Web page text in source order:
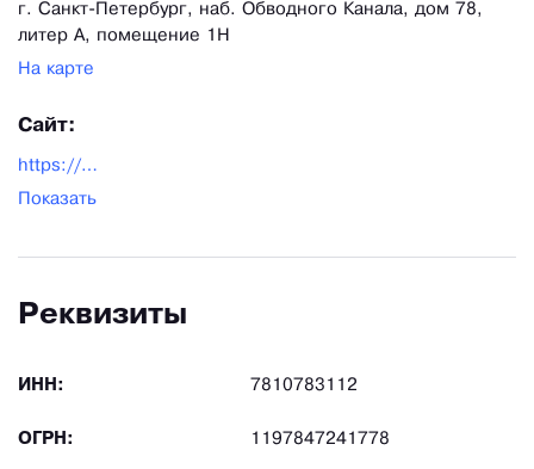
г. Санкт-Петербург, наб. Обводного Канала, дом 78,
литер А, помещение 1Н
На карте
Сайт:
https://praktika-rus.ru/
Показать
Реквизиты
ИНН: 7810783112
ОГРН: 1197847241778